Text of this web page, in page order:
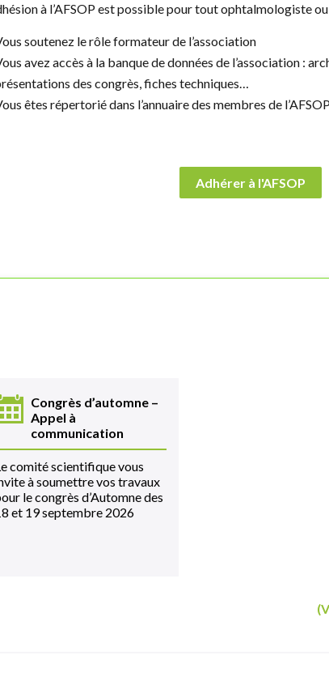
à l’AFSOP est possible pour tout ophtalmologiste
soutenez le rôle formateur de l’association
avez accès à la banque de données de l’association :
des congrès, fiches techniques…
êtes répertorié dans l’annuaire des membres de
Adhérer à l'AFSOP
Congrès d’automne –
Appel à
communication
comité scientifique vous
à soumettre vos travaux
le congrès d’Automne des
et 19 septembre 2026